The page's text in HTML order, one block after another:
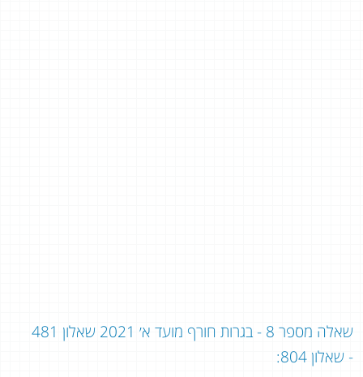
שאלה מספר 8 - בגרות חורף מועד א׳ 2021 שאלון 481
- שאלון 804: